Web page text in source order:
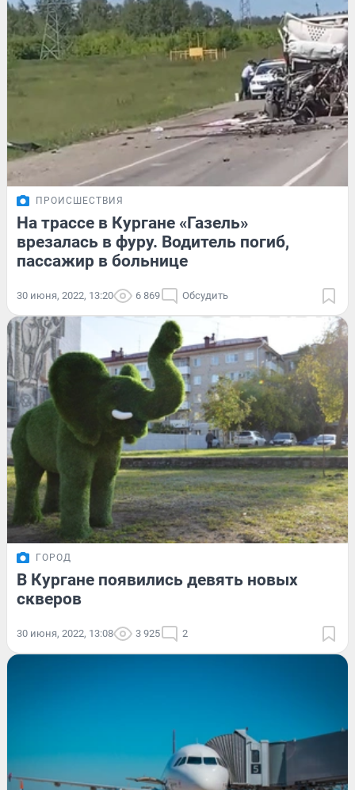
ПРОИСШЕСТВИЯ
На трассе в Кургане «Газель»
врезалась в фуру. Водитель погиб,
пассажир в больнице
30 июня, 2022, 13:20 6 869 Обсудить
ГОРОД
В Кургане появились девять новых
скверов
30 июня, 2022, 13:08 3 925 2